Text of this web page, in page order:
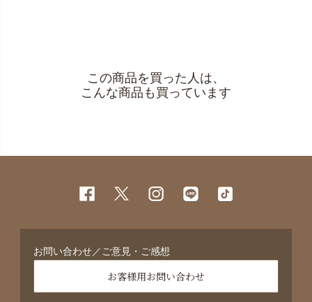
この商品を買った人は、
こんな商品も買っています
お問い合わせ／ご意見・ご感想
お客様用お問い合わせ